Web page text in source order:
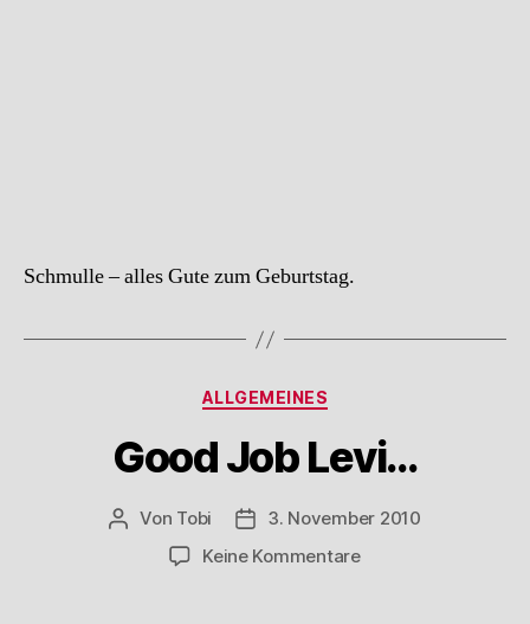
Schmulle – alles Gute zum Geburtstag.
Kategorien
ALLGEMEINES
Good Job Levi…
Beitragsautor
Von Tobi Beitragsdatum
3. November 2010
Keine Kommentarezu